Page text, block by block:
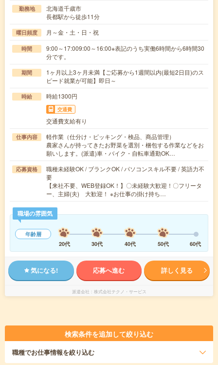
勤務地
北海道千歳市
長都駅から徒歩11分
曜日頻度 月～金・土・日・祝
時間
9:00～17:009:00～16:00※表記のうち実働6時間から6時間30
分です。
期間
1ヶ月以上3ヶ月未満【ご応募から1週間以内(最短2日目)のス
ピード就業が可能】即日～
時給 時給1300円
交通費
交通費支給有り
仕事内容
軽作業（仕分け・ピッキング・検品、商品管理）
農家さんが持ってきたお野菜を選別・梱包する作業などをお
願いします。(派遣)車・バイク・自転車通勤OK…
応募資格
職種未経験OK / ブランクOK / パソコンスキル不要 / 英語力不
要
【来社不要、WEB登録OK！】〇未経験大歓迎！〇フリータ
ー、主婦(夫) 大歓迎！ ※お仕事の掛け持ち…
職場の雰囲気
年齢層
20代
30代 40代 50代 60代
気になる! 応募へ進む 詳しく見る
派遣会社 株式会社テクノ・サービス
検索条件を追加して絞り込む
職種でお仕事情報を絞り込む